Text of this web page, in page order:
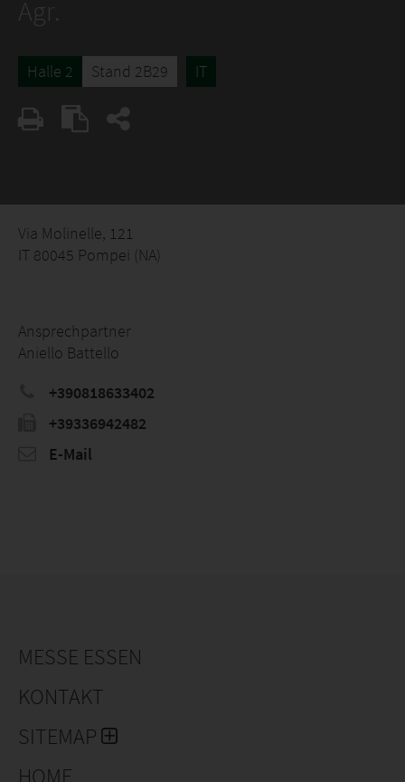
Agr.
Halle 2 Stand 2B29 IT
Via Molinelle, 121
IT 80045 Pompei (NA)
Ansprechpartner
Aniello Battello
+390818633402
+39336942482
E-Mail
MESSE ESSEN
KONTAKT
SITEMAP
HOME